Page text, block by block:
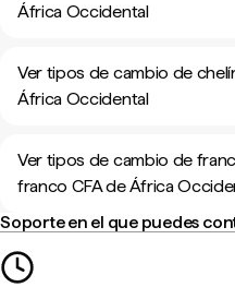
África Occidental
Ver tipos de cambio de
África Occidental
Ver tipos de cambio de
franco CFA de África
Soporte en el que puedes